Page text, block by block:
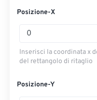
Posizione-X
Inserisci la coordinata x
del rettangolo di ritaglio
Posizione-Y